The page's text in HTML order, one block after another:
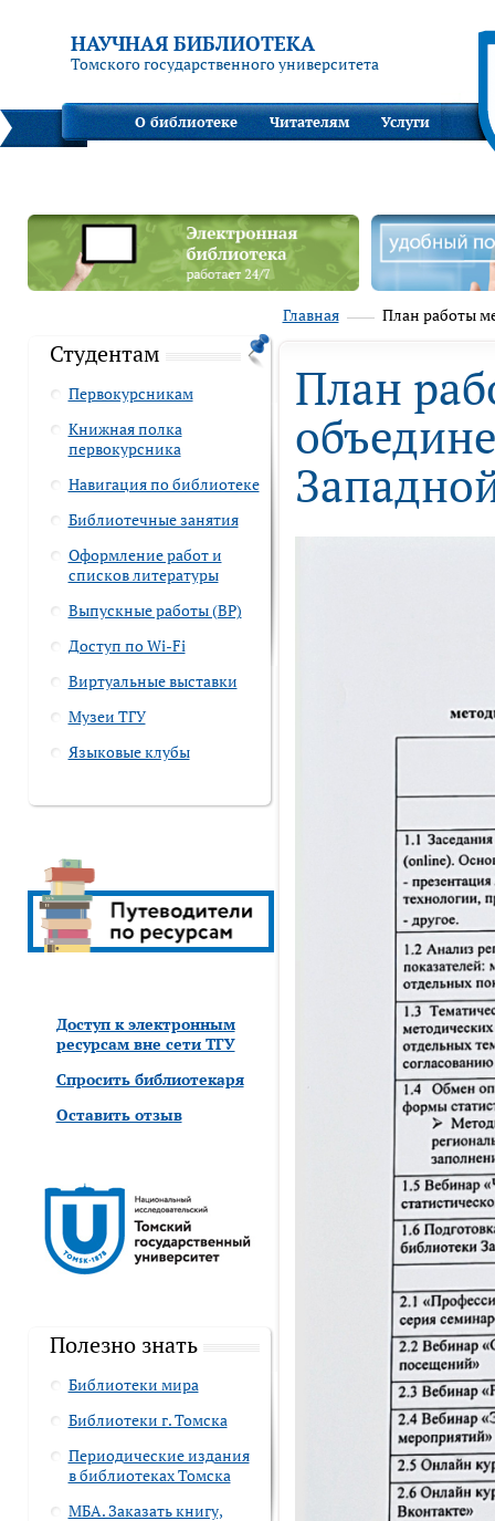
НАУЧНАЯ БИБЛИОТЕКА
Томского государственного университета
О библиотеке Читателям Услуги
Студентам
Первокурсникам
Книжная полка
первокурсника
Навигация по библиотеке
Библиотечные занятия
Оформление работ и
списков литературы
Выпускные работы (ВР)
Доступ по Wi-Fi
Виртуальные выставки
Музеи ТГУ
Языковые клубы
Доступ к электронным
ресурсам вне сети ТГУ
Спросить библиотекаря
Оставить отзыв
Полезно знать
Библиотеки мира
Библиотеки г. Томска
Периодические издания
в библиотеках Томска
МБА. Заказать книгу,
Главная План работы
План